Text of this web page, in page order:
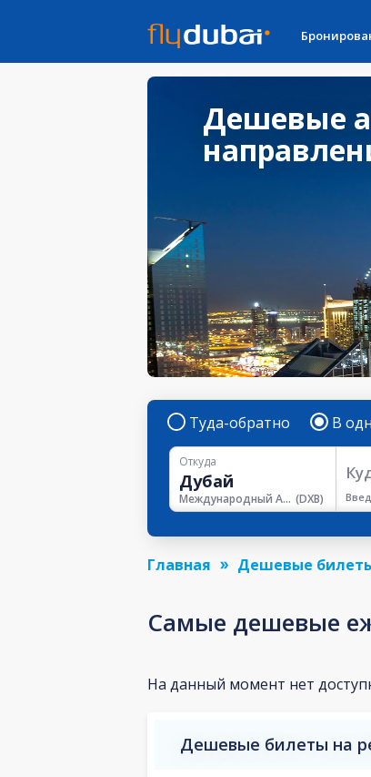
Дешевые
Туда-обратно В
Откуда
Международный Аэропорт Дубая (DXB)
Главная Дешевые
Самые дешевые
На данный момент нет
Дешевые билеты на